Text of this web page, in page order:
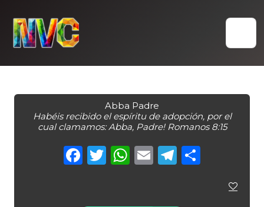
content
Abba Padre
Habéis recibido el espíritu de adopción, por el
cual clamamos: Abba, Padre! Romanos 8:15
Facebook
Twitter
WhatsApp
Email